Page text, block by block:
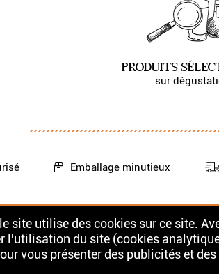
PRODUITS
sur
Emballage minutieux
Nos Rhums
site utilise des cookies sur ce site.
l'utilisation du site (cookies
vous présenter des publicités et